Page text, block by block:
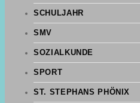
SCHULJAHR
SMV
SOZIALKUNDE
SPORT
ST. STEPHANS PHÖNIX